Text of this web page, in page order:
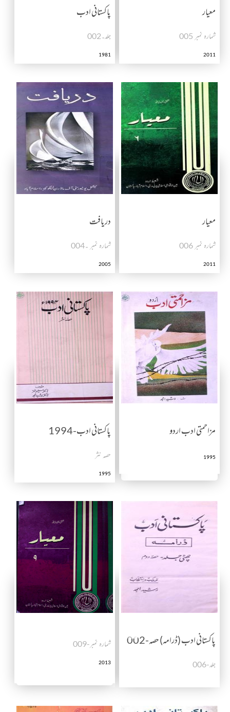
معیار
شمارہ نمبر 005
2011
پاکستانی ادب
جلد۔002
1981
معیار
شمارہ نمبر 006
2011
دریافت
شمارہ نمبر ۔004
2005
مزاحمتی ادب اردو
1995
پاکستانی ادب-1994
حصہ نثر
1995
پاکستانی ادب (ڈرامہ) حصہ-002
جلد-006
شمارہ نمبر-009
2013